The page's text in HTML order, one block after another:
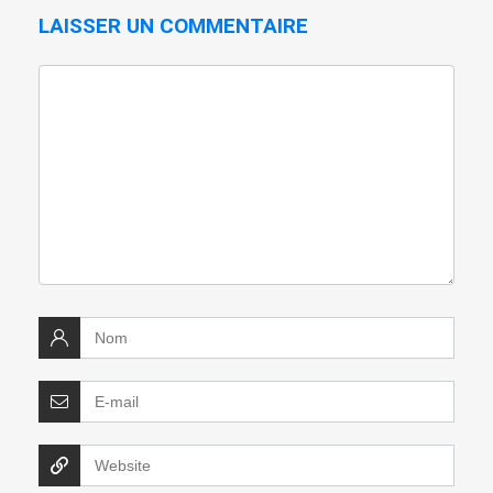
LAISSER UN COMMENTAIRE